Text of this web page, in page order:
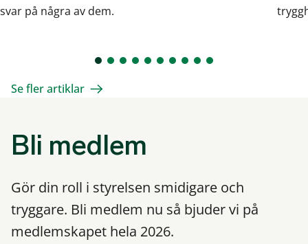
svar på några av dem.
Se fler artiklar
Bli medlem
Gör din roll i styrelsen smidigare och
tryggare. Bli medlem nu så bjuder vi på
medlemskapet hela 2026.